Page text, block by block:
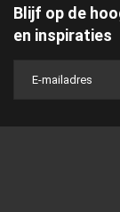
Blijf op de
en inspiraties